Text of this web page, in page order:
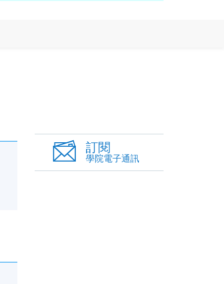
訂閱
學院電子通訊